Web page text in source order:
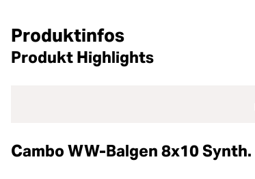
Produktinfos
Produkt Highlights
Cambo WW-Balgen 8x10 Synth.